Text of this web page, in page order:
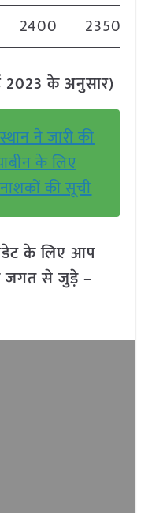
2400 2350
2023 के अनुसार)
ने जारी की
के लिए
की सूची
के लिए आप
जगत से जुड़े –